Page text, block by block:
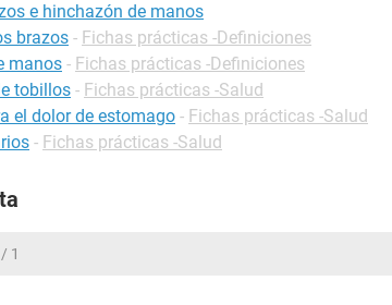
e hinchazón de manos
brazos - Fichas prácticas -Definiciones
manos - Fichas prácticas -Definiciones
tobillos - Fichas prácticas -Salud
el dolor de estomago - Fichas prácticas -Salud
- Fichas prácticas -Salud
1